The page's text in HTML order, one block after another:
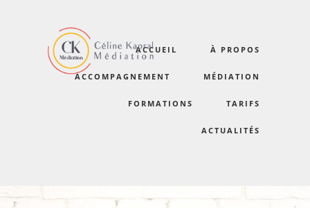
ACCUEIL À PROPOS
ACCOMPAGNEMENT MÉDIATION
FORMATIONS TARIFS
ACTUALITÉS
KAPRAL-12